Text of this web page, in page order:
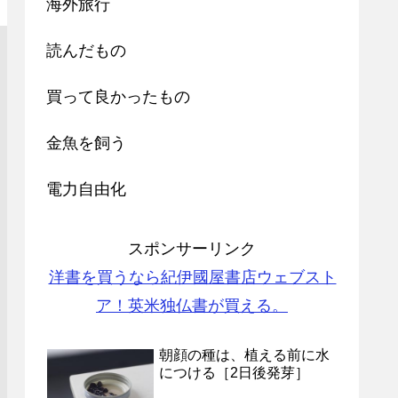
海外旅行
読んだもの
買って良かったもの
金魚を飼う
電力自由化
スポンサーリンク
洋書を買うなら紀伊國屋書店ウェブスト
ア！英米独仏書が買える。
朝顔の種は、植える前に水
につける［2日後発芽］